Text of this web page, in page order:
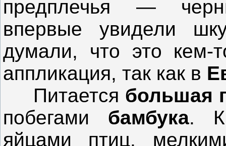
предплечья —
впервые увидели
думали, что это кем-
аппликация, так как в
Питается большая
побегами бамбука.
яйцами птиц,